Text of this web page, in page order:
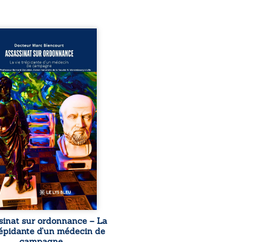
sur ordonnance –
trépidante d’un médecin
est la réédition
et actualisée du
du Docteur Marc
ancien médecin de
qui revient sur son
médical, syndical et
Depuis septembre
il raconte le long combat
conduit à être écarté du
médical, malgré une
de première instance
sur ordonnance – La
d’un médecin de